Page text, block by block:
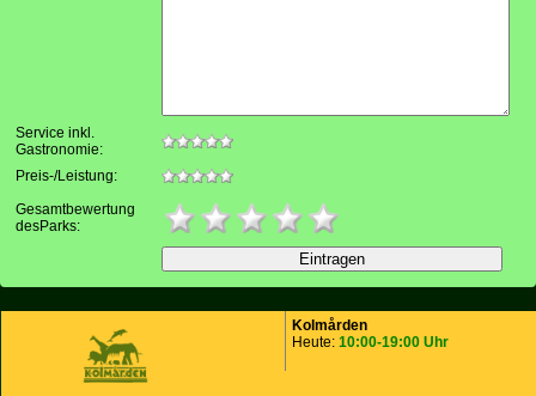
Service inkl.
Gastronomie:
Preis-/Leistung:
Gesamtbewertung
desParks:
Kolmården
Heute: 10:00-19:00 Uhr